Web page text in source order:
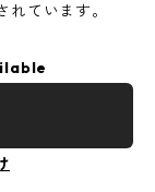
ています。